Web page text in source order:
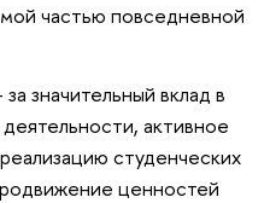
частью повседневной
за значительный вклад в
активное
студенческих
ценностей